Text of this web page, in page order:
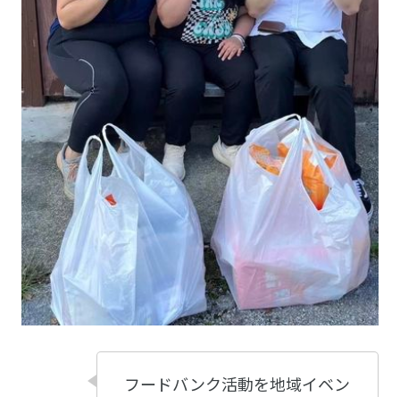
フードバンク活動を地域イベン